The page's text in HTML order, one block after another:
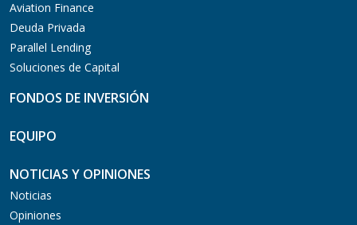
Aviation Finance
Deuda Privada
Parallel Lending
Soluciones de Capital
FONDOS DE INVERSIÓN
EQUIPO
NOTICIAS Y OPINIONES
Noticias
Opiniones